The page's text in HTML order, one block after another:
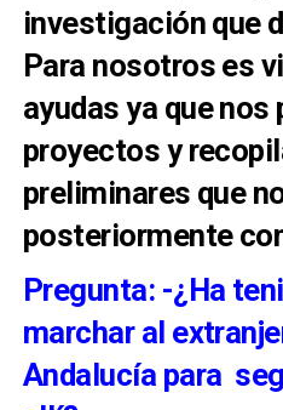
investigación que
Para nosotros es
ayudas ya que
proyectos y
preliminares que
posteriormente
Pregunta: -¿Ha
marchar al
Andalucía para